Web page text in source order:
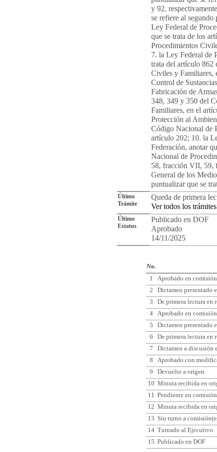
y 92,
se refiere al
Ley Federal de
que se trata de los
Procedimientos
7. la Ley Federal de
trata del artículo 862
Civiles y Familiares,
Control de
Fabricación de
348, 349 y 350 del
Familiares, en el
Protección al
Código Nacional de
artículo 202; 10. la
Federación, anotar
Nacional de
58, fracción VII,
General de los
puntualizar que se
Último
Trámite
Queda de primera
Ver todos los trámites
Último
Estatus
Publicado en DOF
Aprobado
14/11/2025
No.
1
Aprobado en
2
Dictamen presentado
3
De primera lectura en
4
Aprobado en
5
Dictamen presentado
6
De primera lectura en
7
Dictamen a discusión
8
Aprobado con
9
Devuelto a origen
10 Minuta recibida en
11 Pendiente en
12 Minuta recibida en
13 Sin turno a
14 Turnado al Ejecutivo
15 Publicado en DOF